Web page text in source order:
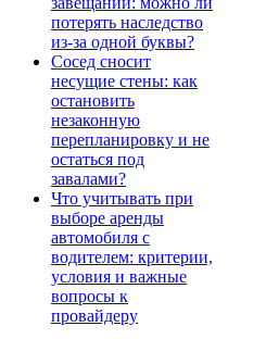
потерять наследство
из-за одной буквы?
Сосед сносит
несущие стены: как
остановить
незаконную
перепланировку и не
остаться под
завалами?
Что учитывать при
выборе аренды
автомобиля с
водителем: критерии,
условия и важные
вопросы к
провайдеру